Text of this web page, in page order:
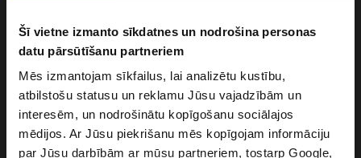
Šī vietne izmanto sīkdatnes un nodrošina personas
datu pārsūtīšanu partneriem
Mēs izmantojam sīkfailus, lai analizētu kustību,
atbilstošu statusu un reklamu Jūsu vajadzībām un
interesēm, un nodrošinātu kopīgošanu sociālajos
mēdijos. Ar Jūsu piekrišanu mēs kopīgojam informāciju
par Jūsu darbībām ar mūsu partneriem, tostarp Google,